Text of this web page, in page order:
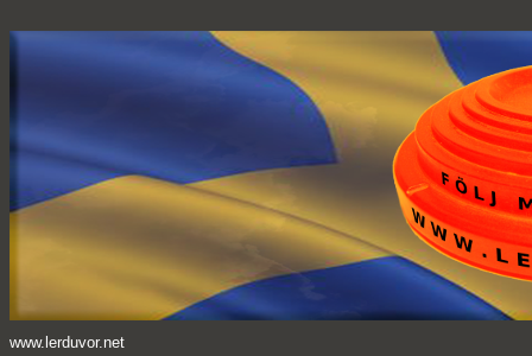
www.lerduvor.net